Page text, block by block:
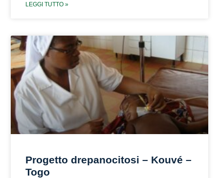
LEGGI TUTTO »
Progetto drepanocitosi – Kouvé –
Togo